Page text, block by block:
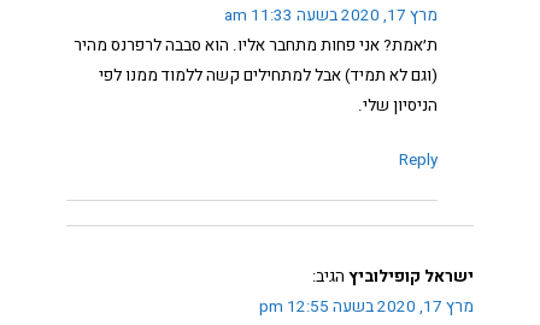
מרץ 17, 2020 בשעה 11:33 am
ת׳אמת? אני פחות מתחבר אליו. הוא סבבה לרפרנס מהיר
(וגם לא תמיד) אבל למתחילים קשה ללמוד ממנו לפי
הניסיון שלי.
Reply
ישראל קופילוביץ הגיב:
מרץ 17, 2020 בשעה 12:55 pm